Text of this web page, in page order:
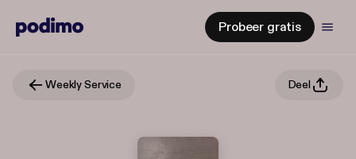
Probeer gratis
Weekly Service Deel